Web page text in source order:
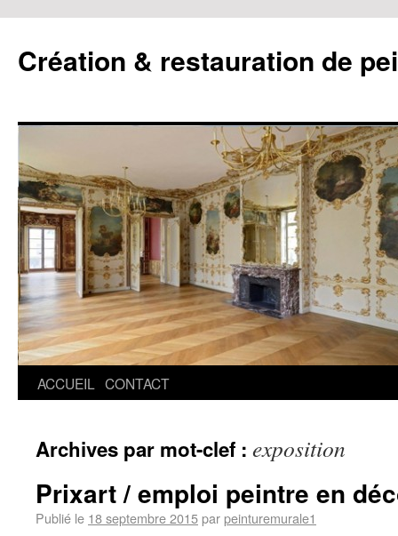
Création & restauration de
ACCUEIL CONTACT
Archives par mot-clef : exposition
Prixart / emploi peintre en
Publié le 18 septembre 2015parpeinturemurale1